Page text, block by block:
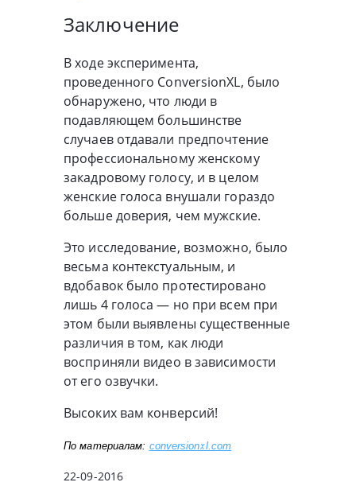
Заключение
В ходе эксперимента,
проведенного ConversionXL, было
обнаружено, что люди в
подавляющем большинстве
случаев отдавали предпочтение
профессиональному женскому
закадровому голосу, и в целом
женские голоса внушали гораздо
больше доверия, чем мужские.
Это исследование, возможно, было
весьма контекстуальным, и
вдобавок было протестировано
лишь 4 голоса — но при всем при
этом были выявлены существенные
различия в том, как люди
восприняли видео в зависимости
от его озвучки.
Высоких вам конверсий!
По материалам: conversionxl.com
22-09-2016